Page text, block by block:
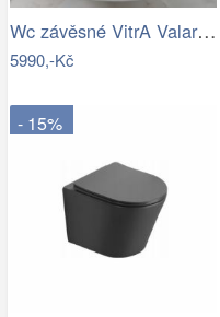
Wc závěsné VitrA Valarte zadní odpad…
5990,-Kč
- 15%